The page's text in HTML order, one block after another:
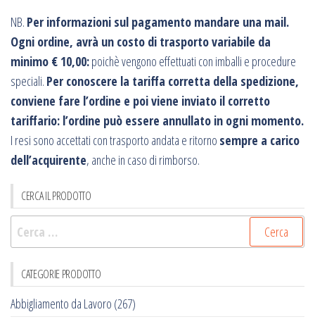
NB. Per informazioni sul pagamento mandare una mail.
Ogni ordine, avrà un costo di trasporto variabile da
minimo € 10,00:poichè vengono effettuati con imballi e procedure
speciali. Per conoscere la tariffa corretta della spedizione,
conviene fare l’ordine e poi viene inviato il corretto
tariffario: l’ordine può essere annullato in ogni momento.
I resi sono accettati con trasporto andata e ritorno sempre a carico
dell’acquirente, anche in caso di rimborso.
CERCA IL PRODOTTO
Ricerca
per:
CATEGORIE PRODOTTO
Abbigliamento da Lavoro (267)